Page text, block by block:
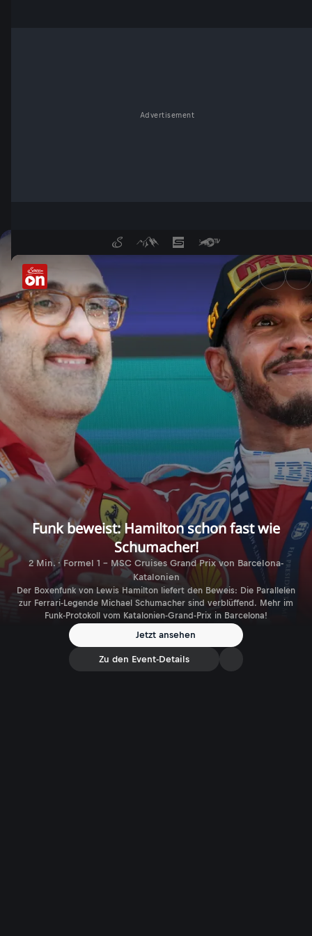
Advertisement
Drei Funk-Beweise: Wie
Funk beweist: Hamilton schon fast wie
Schumacher!
2 Min. · Formel 1 - MSC Cruises Grand Prix von Barcelona-
Katalonien
Der Boxenfunk von Lewis Hamilton liefert den Beweis: Die Parallelen
zur Ferrari-Legende Michael Schumacher sind verblüffend. Mehr im
Funk-Protokoll vom Katalonien-Grand-Prix in Barcelona!
Jetzt ansehen
Zu den Event-Details